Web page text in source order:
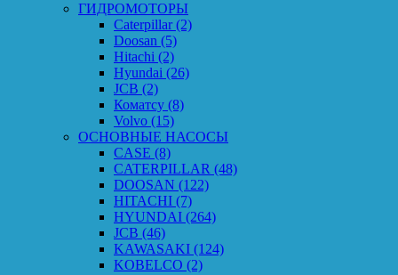
ГИДРОМОТОРЫ
Caterpillar(2)
Doosan (5)
Hitachi (2)
Hyundai (26)
JCB (2)
Коматсу (8)
Volvo (15)
ОСНОВНЫЕ НАСОСЫ
CASE (8)
CATERPILLAR (48)
DOOSAN (122)
HITACHI (7)
HYUNDAI (264)
JCB (46)
KAWASAKI (124)
KOBELCO (2)